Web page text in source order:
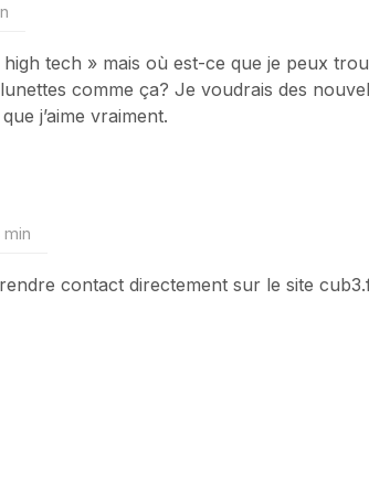
high tech » mais où est-ce que je peux
comme ça? Je voudrais des
j’aime vraiment.
min
contact directement sur le site